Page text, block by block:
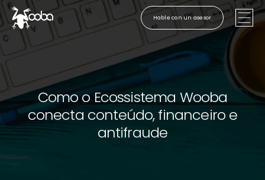
Hable con un asesor
Como o Ecossistema Wooba
conecta conteúdo, financeiro e
antifraude